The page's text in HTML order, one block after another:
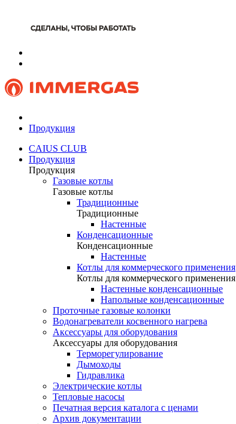
Продукция
CAIUS CLUB
Продукция
Продукция
Газовые котлы
Газовые котлы
Традиционные
Традиционные
Настенные
Конденсационные
Конденсационные
Настенные
Котлы для коммерческого применения
Котлы для коммерческого применения
Настенные конденсационные
Напольные конденсационные
Проточные газовые колонки
Водонагреватели косвенного нагрева
Аксессуары для оборудования
Аксессуары для оборудования
Терморегулирование
Дымоходы
Гидравлика
Электрические котлы
Тепловые насосы
Печатная версия каталога с ценами
Архив документации